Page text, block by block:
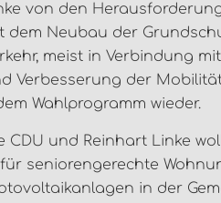
von den
dem Neubau der
meist in Verbindung
Verbesserung der
Wahlprogramm wieder.
CDU und Reinhart Linke
seniorengerechte
in der